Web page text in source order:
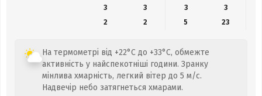
3
3 3
3
2
2 5 23
На термометрі від +22°C до +33°C, обмежте
активність у найспекотніші години. Зранку
мінлива хмарність, легкий вітер до 5 м/с.
Надвечір небо затягнеться хмарами.